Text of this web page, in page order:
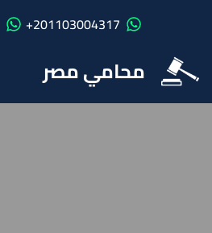
201103004317+
محامي مصر